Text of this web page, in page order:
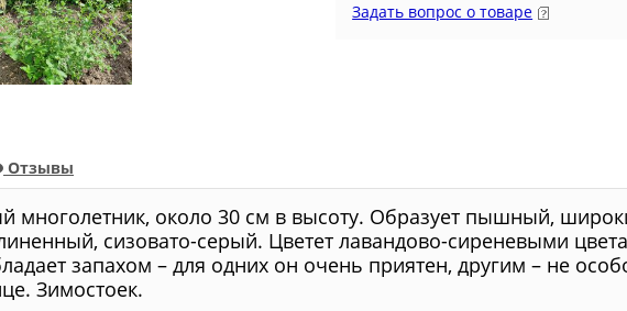
Задать вопрос о товаре
Отзывы
многолетник, около 30 см в высоту. Образует пышный,
сизовато-серый. Цветет лавандово-сиреневыми
запахом – для одних он очень приятен, другим – не
Зимостоек.